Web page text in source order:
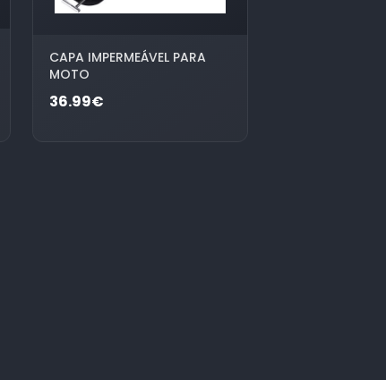
CAPA IMPERMEÁVEL PARA
MOTO
36.99€